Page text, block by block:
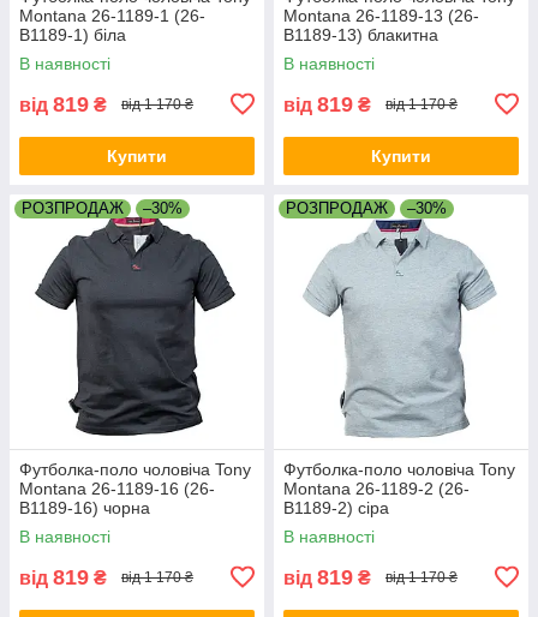
Montana 26-1189-1 (26-
B1189-1) біла
В наявності
від 819 ₴ від 1 170 ₴
Купити
Montana 26-1189-13 (26-
B1189-13) блакитна
В наявності
від 819 ₴ від 1 170 ₴
Купити
РОЗПРОДАЖ –30%
Футболка-поло чоловіча Tony
Montana 26-1189-16 (26-
B1189-16) чорна
В наявності
від 819 ₴ від 1 170 ₴
РОЗПРОДАЖ –30%
Футболка-поло чоловіча Tony
Montana 26-1189-2 (26-
B1189-2) сіра
В наявності
від 819 ₴ від 1 170 ₴